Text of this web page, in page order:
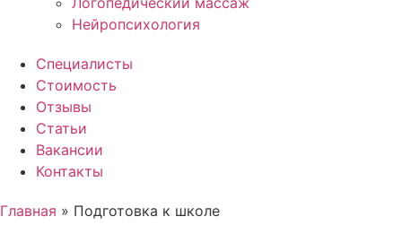
Нейропсихология
Специалисты
Стоимость
Отзывы
Статьи
Вакансии
Контакты
Главная » Подготовка к школе